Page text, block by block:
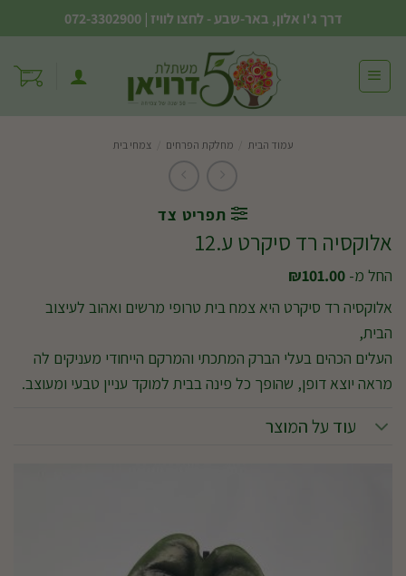
to
content
דרך ג'ו אלון, באר-שבע - לחצו לוויז |
072-3302900
עמוד הבית מחלקת הפרחים צמחי בית
תפריט צד
אלוקסיה רד סיקרט ע.12
החל מ- ₪101.00
אלוקסיה רד סיקרט היא צמח בית טרופי מרשים ואהוב לעיצוב
הבית,
העלים הכהים בעלי הברק המתכתי והמרקם הייחודי מעניקים לה
מראה יוצא דופן, שהופך כל פינה בבית למוקד עניין טבעי ומעוצב.
עוד על המוצר